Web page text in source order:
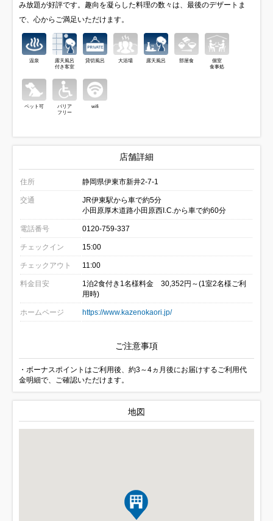
み放題が好評です。趣向を凝らした料理の数々は、最後のデザートま
で、心からご満足いただけます。
温泉
露天風呂
付き客室
貸切風呂 大浴場 露天風呂 部屋食
個室
食事処
ペット可
バリア
フリー
wifi
店舗詳細
住所 静岡県伊東市新井2-7-1
交通
JR伊東駅から車で約5分
小田原厚木道路小田原西I.C.から車で約60分
電話番号 0120-759-337
チェックイン 15:00
チェックアウト 11:00
料金目安
1泊2食付き1名様料金 30,352円～(1室2名様ご利
用時)
ホームページ https://www.kazenokaori.jp/
ご注意事項
・ボーナスポイントはご利用後、約3～4ヵ月後にお届けするご利用代
金明細で、ご確認いただけます。
地図